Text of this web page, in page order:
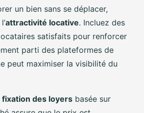
un bien sans se déplacer,
attractivité locative. Incluez des
satisfaits pour renforcer
parti des plateformes de
peut maximiser la visibilité du
des loyers basée sur